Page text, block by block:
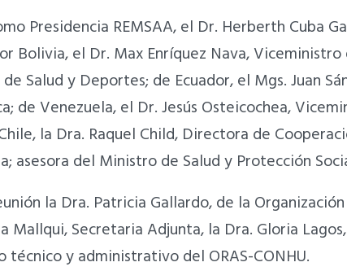
Presidencia REMSAA, el Dr. Herberth Cuba
Bolivia, el Dr. Max Enríquez Nava,
Salud y Deportes; de Ecuador, el Mgs. Juan
de Venezuela, el Dr. Jesús Osteicochea,
la Dra. Raquel Child, Directora de
asesora del Ministro de Salud y Protección
la Dra. Patricia Gallardo, de la
Mallqui, Secretaria Adjunta, la Dra. Gloria
y administrativo del ORAS-CONHU.